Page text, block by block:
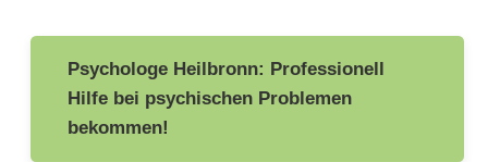
Beitragsnavigation
Psychologe Heilbronn: Professionell
Hilfe bei psychischen Problemen
bekommen!